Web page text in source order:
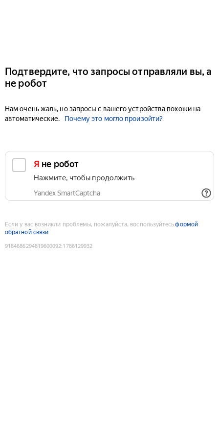
Подтвердите, что запросы отправляли вы, а
не робот
Нам очень жаль, но запросы с вашего устройства похожи на
автоматические.
Почему это могло произойти?
Я не робот
Нажмите, чтобы продолжить
Yandex SmartCaptcha
Если у вас возникли проблемы, пожалуйста, воспользуйтесьформой
обратной связи
9184686294819600092:1786129932